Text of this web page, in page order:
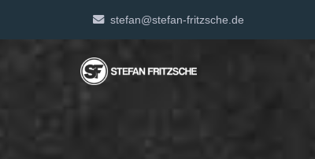
stefan@stefan-fritzsche.de